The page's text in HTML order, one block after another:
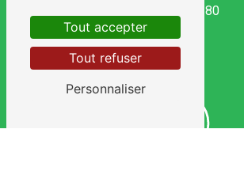
01 69 26 28 80
Tout accepter
Tout refuser
Personnaliser